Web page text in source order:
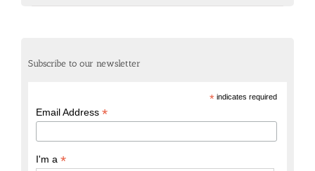
Subscribe to our newsletter
*indicates required
Email Address*
I'm a*